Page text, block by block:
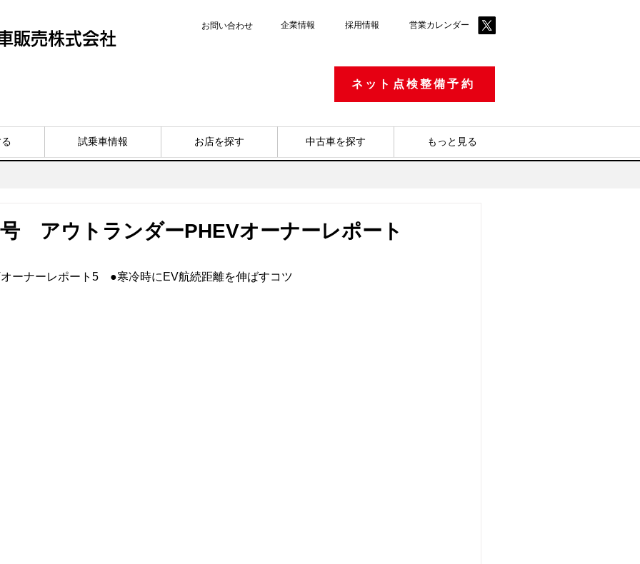
販売株式会社
お問い合わせ 企業情報 採用情報 ​営業カレンダー
ネット点検整備予約
試乗車情報 お店を探す 中古車を探す もっと見る
アウトランダーPHEVオーナーレポート
ーナーレポート5　●寒冷時にEV航続距離を伸ばすコツ